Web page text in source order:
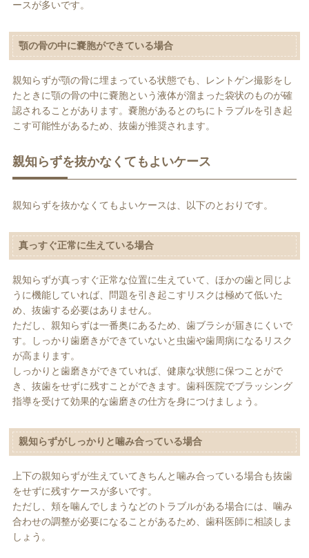
ースが多いです。
顎の骨の中に嚢胞ができている場合
親知らずが顎の骨に埋まっている状態でも、レントゲン撮影をし
たときに顎の骨の中に嚢胞という液体が溜まった袋状のものが確
認されることがあります。嚢胞があるとのちにトラブルを引き起
こす可能性があるため、抜歯が推奨されます。
親知らずを抜かなくてもよいケース
親知らずを抜かなくてもよいケースは、以下のとおりです。
真っすぐ正常に生えている場合
親知らずが真っすぐ正常な位置に生えていて、ほかの歯と同じよ
うに機能していれば、問題を引き起こすリスクは極めて低いた
め、抜歯する必要はありません。
ただし、親知らずは一番奥にあるため、歯ブラシが届きにくいで
す。しっかり歯磨きができていないと虫歯や歯周病になるリスク
が高まります。
しっかりと歯磨きができていれば、健康な状態に保つことがで
き、抜歯をせずに残すことができます。歯科医院でブラッシング
指導を受けて効果的な歯磨きの仕方を身につけましょう。
親知らずがしっかりと噛み合っている場合
上下の親知らずが生えていてきちんと噛み合っている場合も抜歯
をせずに残すケースが多いです。
ただし、頬を噛んでしまうなどのトラブルがある場合には、噛み
合わせの調整が必要になることがあるため、歯科医師に相談しま
しょう。